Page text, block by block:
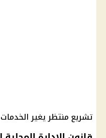
تشريع منتظر يغير الخدمات